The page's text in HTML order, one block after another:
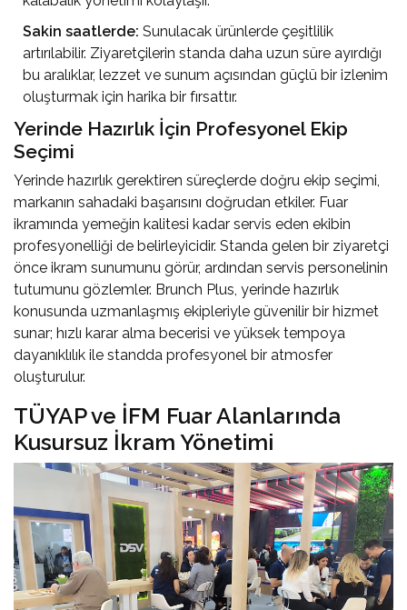
Sakin saatlerde: Sunulacak ürünlerde çeşitlilik
artırılabilir. Ziyaretçilerin standa daha uzun süre ayırdığı
bu aralıklar, lezzet ve sunum açısından güçlü bir izlenim
oluşturmak için harika bir fırsattır.
Yerinde Hazırlık İçin Profesyonel Ekip
Seçimi
Yerinde hazırlık gerektiren süreçlerde doğru ekip seçimi,
markanın sahadaki başarısını doğrudan etkiler. Fuar
ikramında yemeğin kalitesi kadar servis eden ekibin
profesyonelliği de belirleyicidir. Standa gelen bir ziyaretçi
önce ikram sunumunu görür, ardından servis personelinin
tutumunu gözlemler. Brunch Plus, yerinde hazırlık
konusunda uzmanlaşmış ekipleriyle güvenilir bir hizmet
sunar; hızlı karar alma becerisi ve yüksek tempoya
dayanıklılık ile standda profesyonel bir atmosfer
oluşturulur.
TÜYAP ve İFM Fuar Alanlarında
Kusursuz İkram Yönetimi